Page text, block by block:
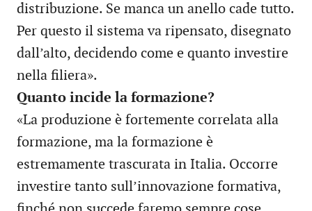
distribuzione. Se manca un anello cade tutto.
Per questo il sistema va ripensato, disegnato
dall’alto, decidendo come e quanto investire
nella filiera».
Quanto incide la formazione?
«La produzione è fortemente correlata alla
formazione, ma la formazione è
estremamente trascurata in Italia. Occorre
investire tanto sull’innovazione formativa,